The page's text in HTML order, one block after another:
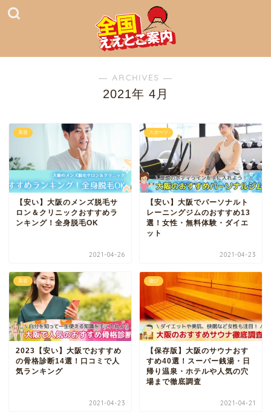
― ARCHIVES ―
2021年 4月
美容
【安い】大阪のメンズ脱毛サ
ロン＆クリニックおすすめラ
ンキング！全身脱毛OK
2021-04-26
スポーツ
【安い】大阪でパーソナルト
レーニングジムのおすすめ13
選！女性・無料体験・ダイエ
ット
2021-04-23
美容
2023【安い】大阪でおすすめ
の骨格診断14選！口コミで人
気ランキング
2021-04-23
遊び
【保存版】大阪のサウナおす
すめ40選！スーパー銭湯・日
帰り温泉・ホテルや人気の穴
場まで徹底調査
2021-04-21